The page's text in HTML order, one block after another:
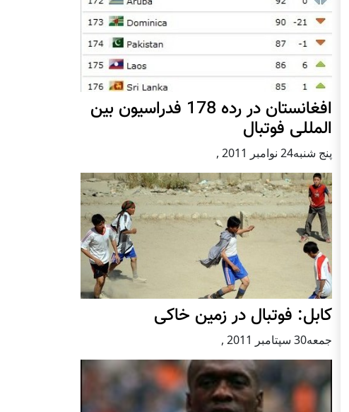
افغانستان در رده 178 فدراسیون بین
المللی فوتبال
پنج شنبه24 نوامبر 2011 ,
کابل: فوتبال در زمین خاکی
جمعه30 سپتامبر 2011 ,